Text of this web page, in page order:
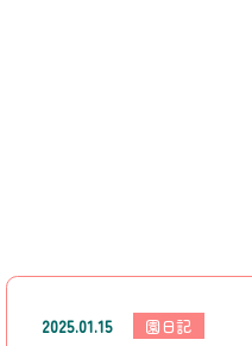
2025.01.15 園日記